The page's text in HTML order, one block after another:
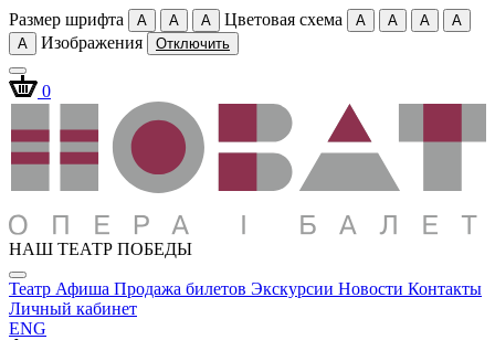
Размер шрифта A A A Цветовая схема A A A
A
A
Изображения Отключить
0
НАШ ТЕАТР ПОБЕДЫ
Театр Афиша Продажа билетов Экскурсии Новости Контакты
Личный кабинет
ENG